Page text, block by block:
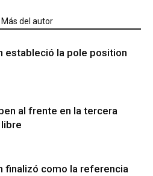
Más del autor
estableció la pole position
al frente en la tercera
finalizó como la referencia